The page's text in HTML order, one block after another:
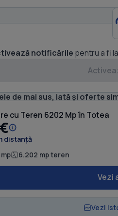
notificările pentru a fi
de mai sus, iată și oferte
cu Teren 6202 Mp în Totea
distanță
6.202 mp teren
Vezi
Vezi